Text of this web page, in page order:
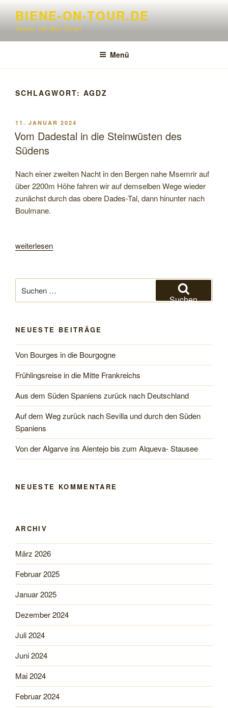
springen
BIENE-ON-TOUR.DE
Reisen mit dem Oman
Menü
SCHLAGWORT: AGDZ
VERÖFFENTLICHT
AM
11. JANUAR 2024
Vom Dadestal in die Steinwüsten des
Südens
Nach einer zweiten Nacht in den Bergen nahe Msemrir auf
über 2200m Höhe fahren wir auf demselben Wege wieder
zunächst durch das obere Dades-Tal, dann hinunter nach
Boulmane.
„Vom
die
Steinwüsten
des
weiterlesen
nach:
Suchen
NEUESTE BEITRÄGE
Von Bourges in die Bourgogne
Frühlingsreise in die Mitte Frankreichs
Aus dem Süden Spaniens zurück nach Deutschland
Auf dem Weg zurück nach Sevilla und durch den Süden
Spaniens
Von der Algarve ins Alentejo bis zum Alqueva- Stausee
NEUESTE KOMMENTARE
ARCHIV
März 2026
Februar 2025
Januar 2025
Dezember 2024
Juli 2024
Juni 2024
Mai 2024
Februar 2024